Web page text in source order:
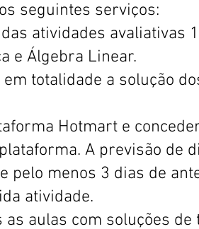
seguintes serviços:
atividades avaliativas
e Álgebra Linear.
totalidade a solução
Hotmart e
A previsão de
pelo menos 3 dias de
atividade.
aulas com soluções de